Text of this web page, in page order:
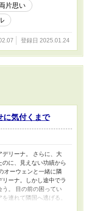
片思い
登録日 2025.01.24
に気付くまで
デリーナ。 さらに、大
に、見えない功績から
オーウェンと一緒に隣
ーナ。しかし途中でラ
う。 目の前の困ってい
連れて隣国へ逃げる。
、負傷したイケメン騎